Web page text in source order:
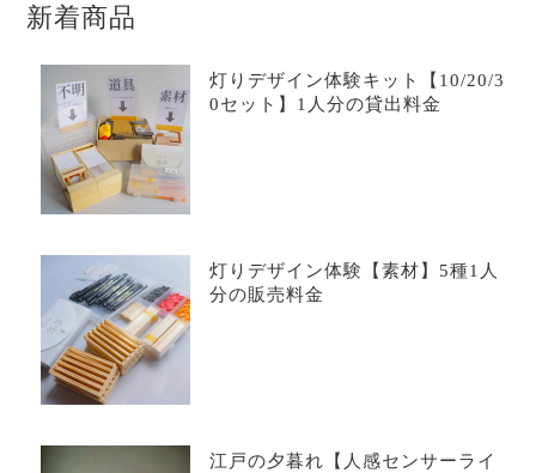
新着商品
灯りデザイン体験キット【10/20/3
0セット】1人分の貸出料金
灯りデザイン体験【素材】5種1人
分の販売料金
江戸の夕暮れ【人感センサーライ